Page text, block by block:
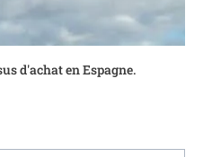
d'achat en Espagne.